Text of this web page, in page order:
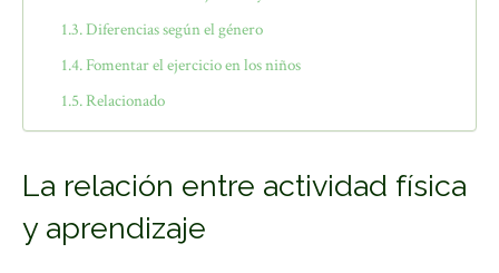
Diferencias según el género
Fomentar el ejercicio en los niños
Relacionado
La relación entre actividad física
y aprendizaje